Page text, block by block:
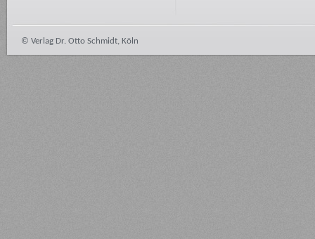
© Verlag Dr. Otto Schmidt, Köln